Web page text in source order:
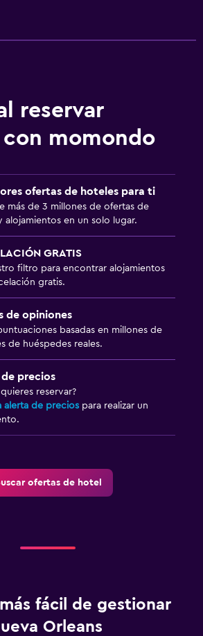
reservar
con momondo
ofertas de hoteles para ti
más de 3 millones de ofertas de
alojamientos en un solo lugar.
GRATIS
filtro para encontrar alojamientos
gratis.
de opiniones
basadas en millones de
de huéspedes reales.
precios
reservar?
alerta de precios para realizar un
ofertas de hotel
fácil de gestionar
Orleans